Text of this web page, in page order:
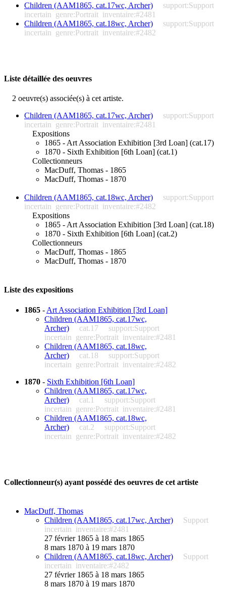
Children (AAM1865, cat.17wc, Archer)
support:Support
incertain genre:Portrait inventaire:#2481
Children (AAM1865, cat.18wc, Archer)
support:Support
incertain genre:Portrait inventaire:#2482
Liste détaillée des oeuvres
2 oeuvre(s) associée(s) à cet artiste.
Children (AAM1865, cat.17wc, Archer)
support:Support
incertain genre:Portrait inventaire:#2481
Expositions
1865 - Art Association Exhibition [3rd Loan] (cat.17)
1870 - Sixth Exhibition [6th Loan] (cat.1)
Collectionneurs
MacDuff, Thomas - 1865
MacDuff, Thomas - 1870
Children (AAM1865, cat.18wc, Archer)
support:Support
incertain genre:Portrait inventaire:#2482
Expositions
1865 - Art Association Exhibition [3rd Loan] (cat.18)
1870 - Sixth Exhibition [6th Loan] (cat.2)
Collectionneurs
MacDuff, Thomas - 1865
MacDuff, Thomas - 1870
Liste des expositions
1865 - Art Association Exhibition [3rd Loan]
Children (AAM1865, cat.17wc,
Archer)
cat.17
support:Support
incertain genre:Portrait inventaire:#2481
Children (AAM1865, cat.18wc,
Archer)
cat.18
support:Support
incertain genre:Portrait inventaire:#2482
1870 - Sixth Exhibition [6th Loan]
Children (AAM1865, cat.17wc,
Archer)
cat.1
support:Support
incertain genre:Portrait inventaire:#2481
Children (AAM1865, cat.18wc,
Archer)
cat.2
support:Support
incertain genre:Portrait inventaire:#2482
Collectionneur(s) ayant possédé des oeuvres de cet artiste
MacDuff, Thomas
Children (AAM1865, cat.17wc, Archer)
Support
incertain inventaire:#2481
27 février 1865 à 18 mars 1865
8 mars 1870 à 19 mars 1870
Children (AAM1865, cat.18wc, Archer)
Support
incertain inventaire:#2482
27 février 1865 à 18 mars 1865
8 mars 1870 à 19 mars 1870